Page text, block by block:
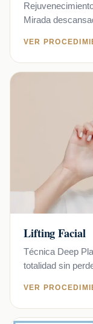
Mirada
VER
Lifting Facial
Técnica Deep
totalidad sin
VER